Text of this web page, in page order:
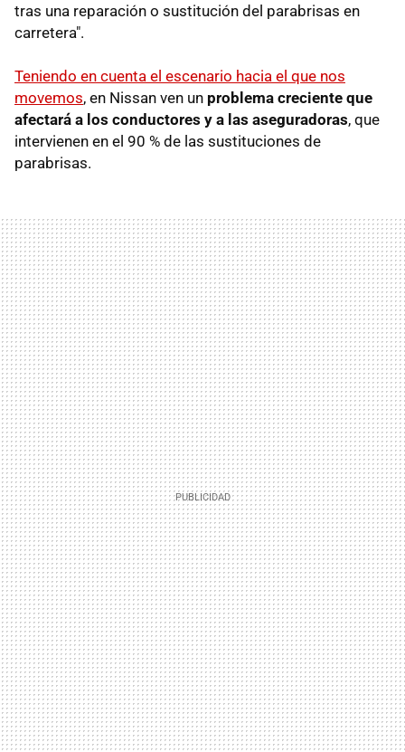
tras una reparación o sustitución del parabrisas en
carretera".
Teniendo en cuenta el escenario hacia el que nos
movemos, en Nissan ven un problema creciente que
afectará a los conductores y a las aseguradoras, que
intervienen en el 90 % de las sustituciones de
parabrisas.